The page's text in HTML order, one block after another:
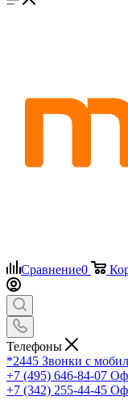
Сравнение0
Телефоны
*2445 Звонки с
+7 (495) 646-84-07
+7 (342) 255-44-45